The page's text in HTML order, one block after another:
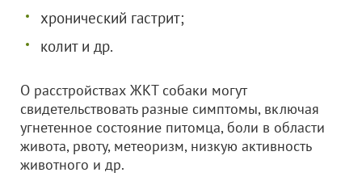
хронический гастрит;
колит и др.
О расстройствах ЖКТ собаки могут
свидетельствовать разные симптомы, включая
угнетенное состояние питомца, боли в области
живота, рвоту, метеоризм, низкую активность
животного и др.